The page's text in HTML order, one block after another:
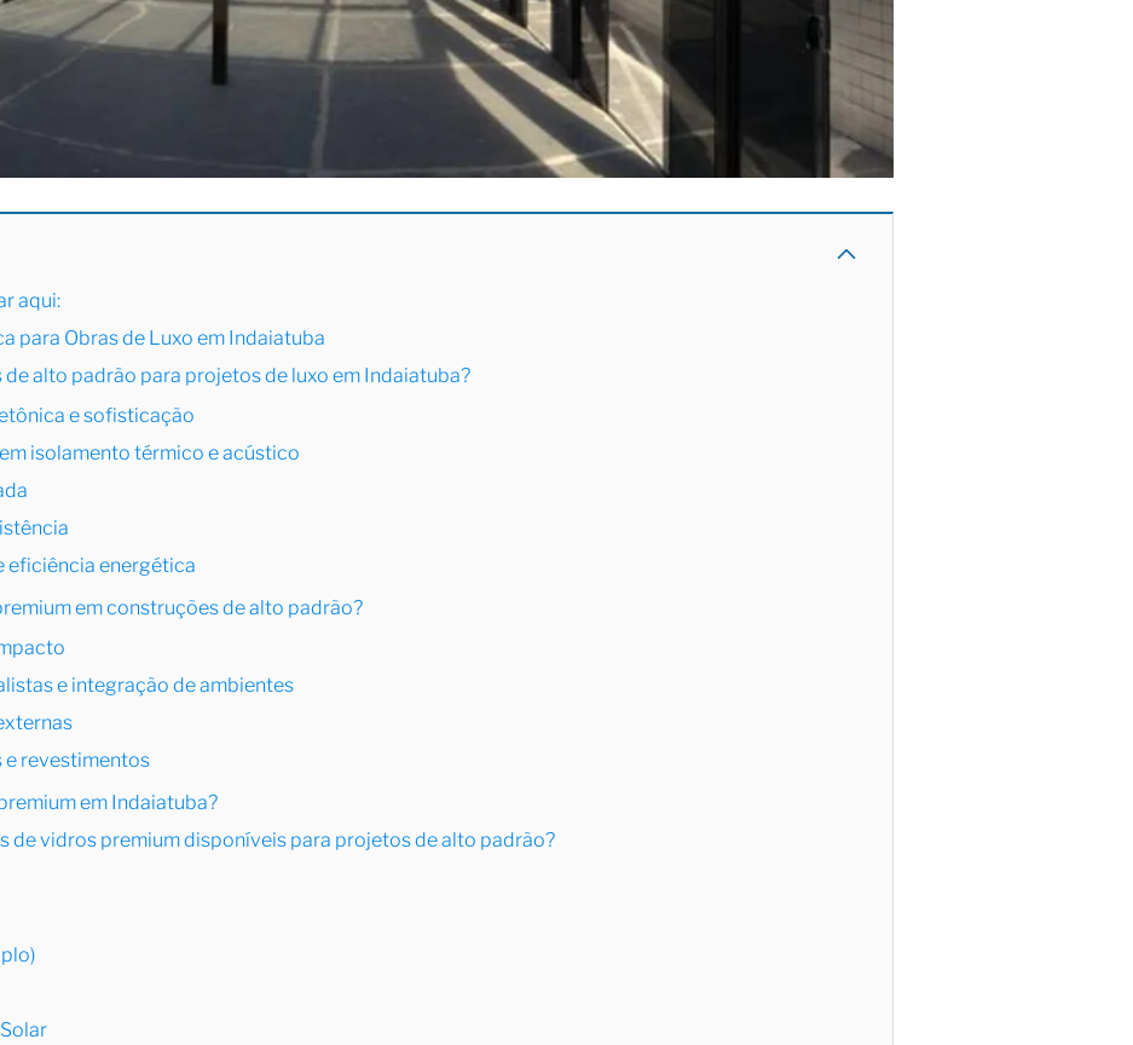
aqui:
para Obras de Luxo em Indaiatuba
de alto padrão para projetos de luxo em Indaiatuba?
e sofisticação
isolamento térmico e acústico
eficiência energética
em construções de alto padrão?
e integração de ambientes
e revestimentos
em Indaiatuba?
de vidros premium disponíveis para projetos de alto padrão?